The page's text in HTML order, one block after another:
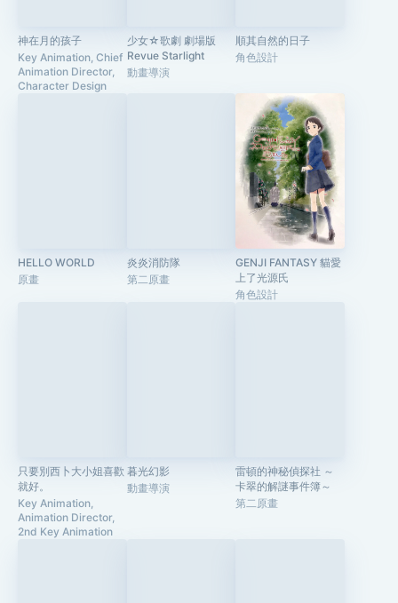
神在月的孩子
Key Animation, Chief
Animation Director,
Character Design
少女☆歌劇 劇場版
Revue Starlight
動畫導演
順其自然的日子
角色設計
HELLO WORLD
原畫
炎炎消防隊
第二原畫
GENJI FANTASY 貓愛
上了光源氏
角色設計
只要別西卜大小姐喜歡
就好。
Key Animation,
Animation Director,
2nd Key Animation
暮光幻影
動畫導演
雷頓的神秘偵探社 ～
卡翠的解謎事件簿～
第二原畫